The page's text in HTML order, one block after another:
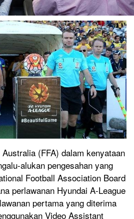
(FFA) dalam kenyataan
alukan pengesahan yang
Football Association Board
perlawanan Hyundai A-League
pertama yang diterima
Video Assistant